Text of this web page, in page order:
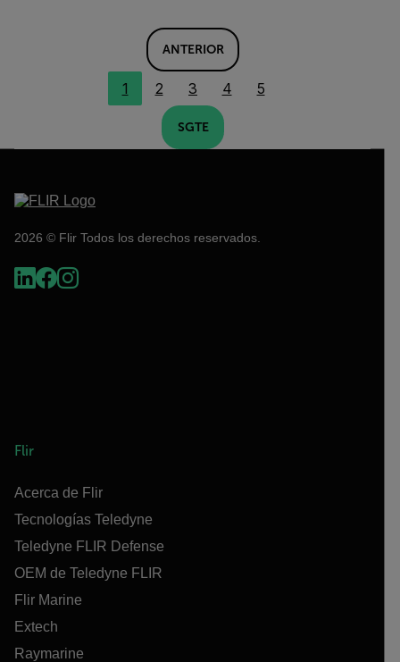
ANTERIOR
1 2 3 4 5
SGTE
2026 © Flir Todos los derechos reservados.
Flir
Acerca de Flir
Tecnologías Teledyne
Teledyne FLIR Defense
OEM de Teledyne FLIR
Flir Marine
Extech
Raymarine